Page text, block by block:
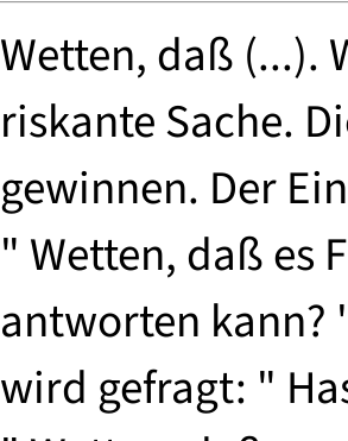
Wetten, daß (...).
riskante Sache.
gewinnen. Der
" Wetten, daß es
antworten kann?
wird gefragt: "